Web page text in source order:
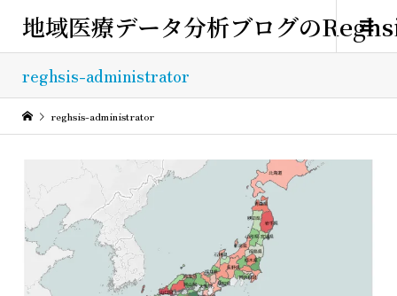
地域医療データ分析ブログの
reghsis-administrator
reghsis-administrator